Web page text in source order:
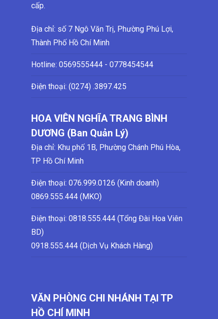
cấp.
Địa chỉ: số 7 Ngô Văn Trị, Phường Phú Lợi,
Thành Phố Hồ Chí Minh
Hotline: 0569555444 - 0778454544
Điện thoại: (0274) .3897.425
HOA VIÊN NGHĨA TRANG BÌNH
DƯƠNG (Ban Quản Lý)
Địa chỉ: Khu phố 1B, Phường Chánh Phú Hòa,
TP Hồ Chí Minh
Điện thoại: 076.999.0126 (Kinh doanh)
0869.555.444 (MKO)
Điện thoại: 0818.555.444 (Tổng Đài Hoa Viên
BD)
0918.555.444 (Dịch Vụ Khách Hàng)
VĂN PHÒNG CHI NHÁNH TẠI TP
HỒ CHÍ MINH